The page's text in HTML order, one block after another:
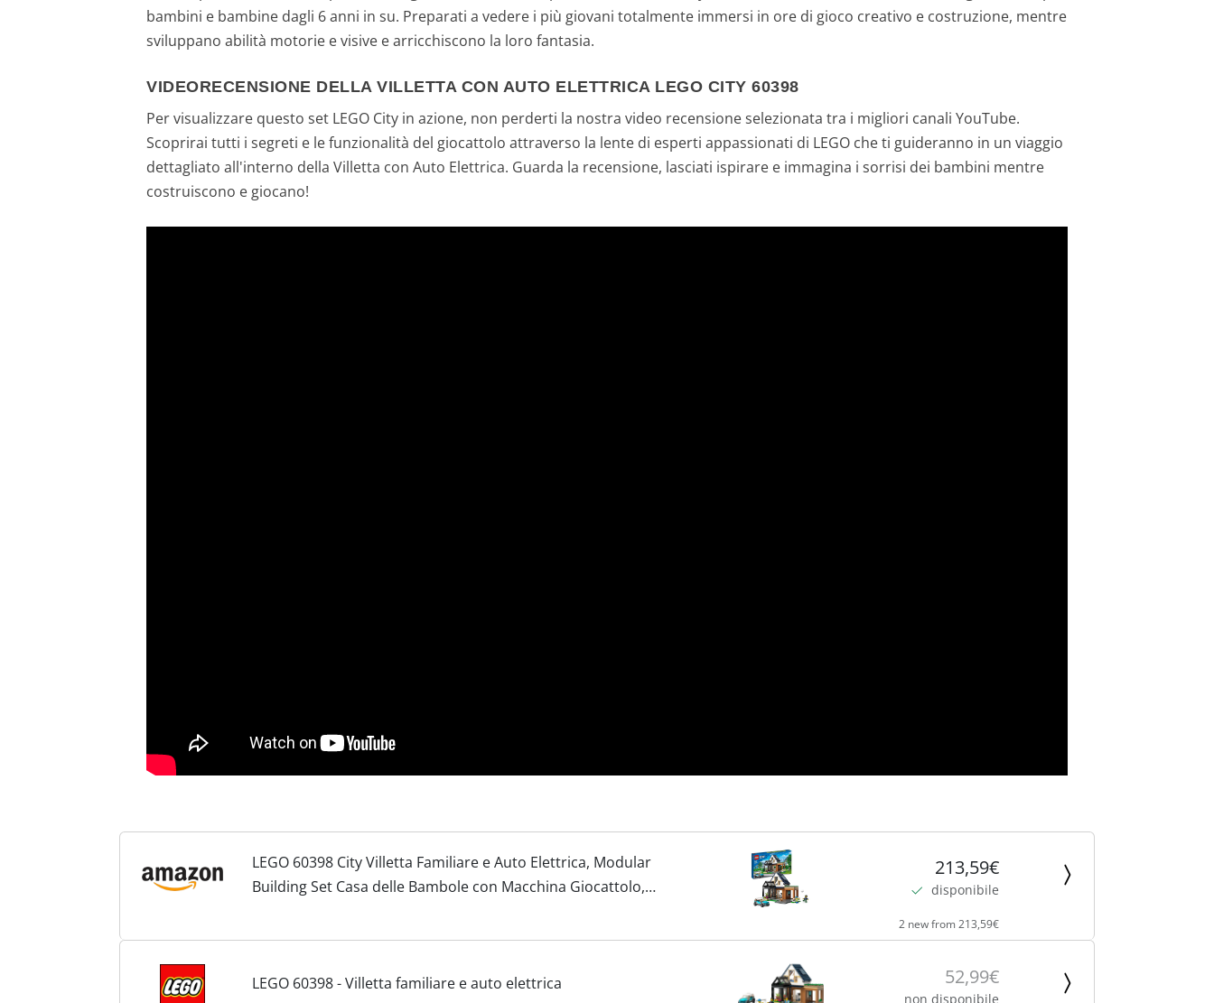
bambini e bambine dagli 6 anni in su. Preparati a vedere i più giovani totalmente immersi in ore di gioco creativo e costruzione, mentre
sviluppano abilità motorie e visive e arricchiscono la loro fantasia.
VIDEORECENSIONE DELLA VILLETTA CON AUTO ELETTRICA LEGO CITY 60398
Per visualizzare questo set LEGO City in azione, non perderti la nostra video recensione selezionata tra i migliori canali YouTube.
Scoprirai tutti i segreti e le funzionalità del giocattolo attraverso la lente di esperti appassionati di LEGO che ti guideranno in un viaggio
dettagliato all'interno della Villetta con Auto Elettrica. Guarda la recensione, lasciati ispirare e immagina i sorrisi dei bambini mentre
costruiscono e giocano!
LEGO 60398 City Villetta Familiare e Auto Elettrica, Modular
Building Set Casa delle Bambole con Macchina Giocattolo,
213,59€
disponibile
2 new from 213,59€
LEGO 60398 - Villetta familiare e auto elettrica 52,99€
non disponibile